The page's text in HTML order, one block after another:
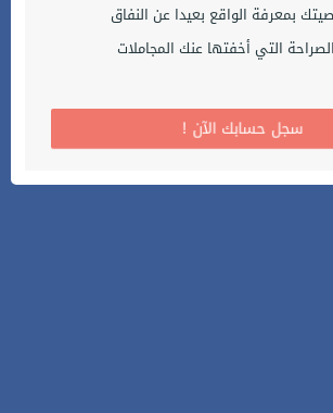
بمعرفة الواقع بعيدا عن النفاق
التي أخفتها عنك المجاملات
! سجل حسابك الآن